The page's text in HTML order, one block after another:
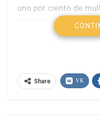
uno por ciento de
parece tener límite a
utilidades de sus
los países más
Share VK